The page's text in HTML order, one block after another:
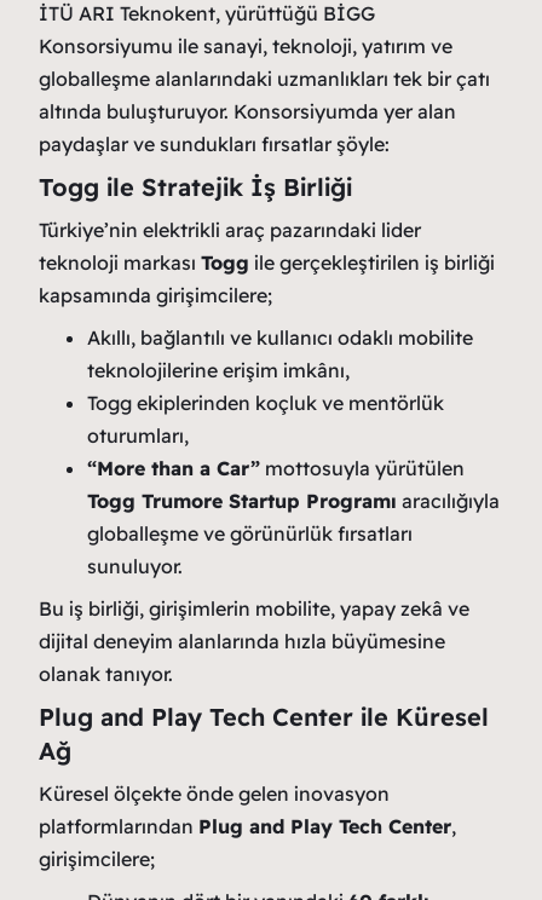
İTÜ ARI Teknokent, yürüttüğü BİGG
Konsorsiyumu ile sanayi, teknoloji, yatırım ve
globalleşme alanlarındaki uzmanlıkları tek bir çatı
altında buluşturuyor. Konsorsiyumda yer alan
paydaşlar ve sundukları fırsatlar şöyle:
Togg ile Stratejik İş Birliği
Türkiye’nin elektrikli araç pazarındaki lider
teknoloji markası Togg ile gerçekleştirilen iş birliği
kapsamında girişimcilere;
Akıllı, bağlantılı ve kullanıcı odaklı mobilite
teknolojilerine erişim imkânı,
Togg ekiplerinden koçluk ve mentörlük
oturumları,
“More than a Car” mottosuyla yürütülen
Togg Trumore Startup Programı aracılığıyla
globalleşme ve görünürlük fırsatları
sunuluyor.
Bu iş birliği, girişimlerin mobilite, yapay zekâ ve
dijital deneyim alanlarında hızla büyümesine
olanak tanıyor.
Plug and Play Tech Center ile Küresel
Ağ
Küresel ölçekte önde gelen inovasyon
platformlarından Plug and Play Tech Center,
girişimcilere;